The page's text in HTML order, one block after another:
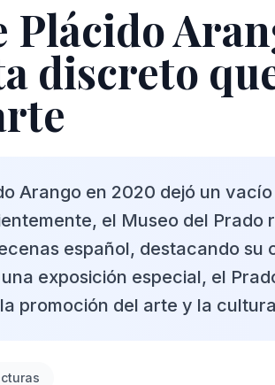
Plácido
discreto
Arango en 2020 dejó un
el Museo del Prado
español, destacando su
exposición especial, el
promoción del arte y la